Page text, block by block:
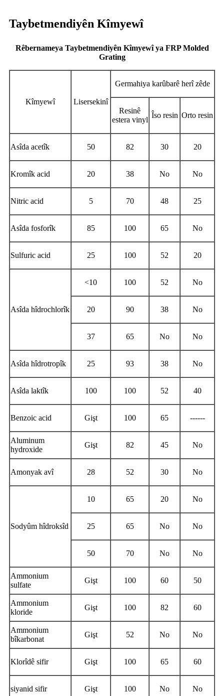
Taybetmendiyên Kîmyewî
Rêbernameya Taybetmendiyên Kîmyewî ya FRP Molded
Grating
Kîmyewî Lisersekinî
Germahiya karûbarê herî zêde
Resinê
estera vinyl
Îso resin Orto resin
Asîda acetîk 50 82 30 20
Kromîk acid 20 38 No No
Nitric acid 5 70 48 25
Asîda fosforîk 85 100 65 No
Sulfuric acid 25 100 52 20
Asîda hîdrochlorîk
<10 100 52 No
20 90 38 No
37 65 No No
Asîda hîdrotropîk 25 93 38 No
Asîda laktîk 100 100 52 40
Benzoic acid Gişt 100 65 ------
Aluminum
hydroxide
Gişt 82 45 No
Amonyak avî 28 52 30 No
Sodyûm hîdroksîd
10 65 20 No
25 65 No No
50 70 No No
Ammonium
sulfate
Gişt 100 60 50
Ammonium
kloride
Gişt 100 82 60
Ammonium
bîkarbonat
Gişt 52 No No
Klorîdê sifir Gişt 100 65 60
siyanid sifir Gişt 100 No No